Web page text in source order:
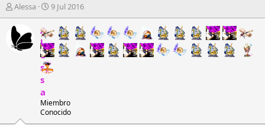
A
u
t
o
r
Alessa
F
e
c
h
a
d
e
i
c
i
9 Jul 2016
A
l
e
s
s
a
Miembro
Conocido